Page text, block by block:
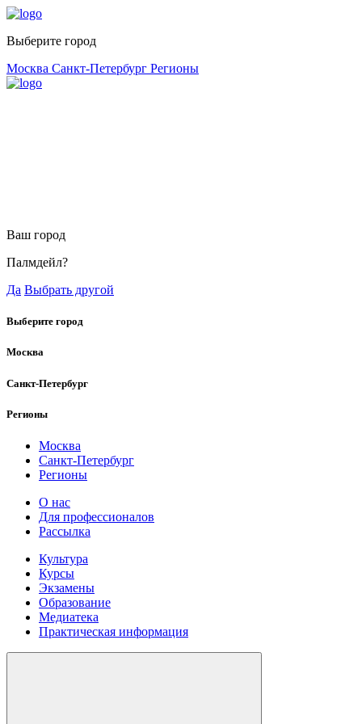
Выберите город
Москва Санкт-Петербург Регионы
Ваш город
Палмдейл?
Да Выбрать другой
Выберите город
Москва
Санкт-Петербург
Регионы
Москва
Санкт-Петербург
Регионы
О нас
Для профессионалов
Рассылка
Культура
Курсы
Экзамены
Образование
Медиатека
Практическая информация